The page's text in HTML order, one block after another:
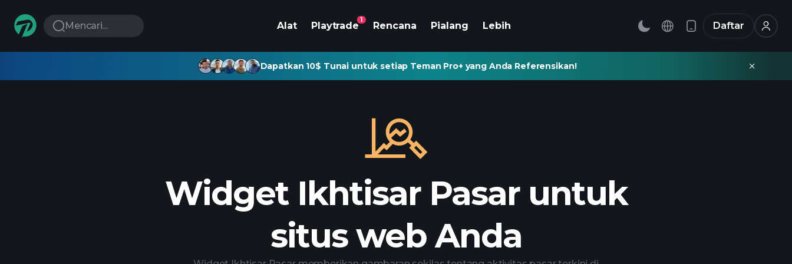
Mencari... Alat Playtrade
1
Rencana Pialang Lebih Daftar
Dapatkan 10$ Tunai untuk setiap Teman Pro+ yang Anda Referensikan!
Widget Ikhtisar Pasar untuk
situs web Anda